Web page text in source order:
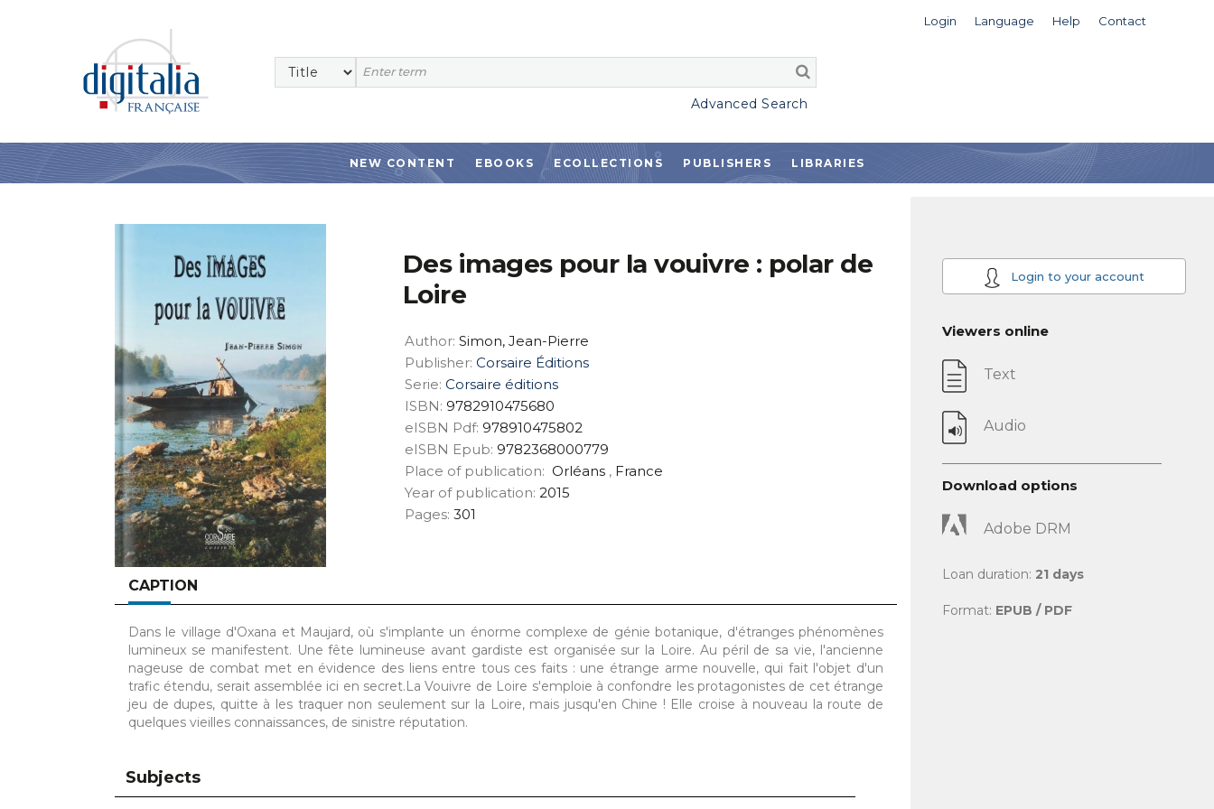
Login Language Help Contact
Advanced Search
NEW CONTENT EBOOKS ECOLLECTIONS PUBLISHERS LIBRARIES
Des images pour la vouivre : polar de
Loire
Author: Simon, Jean-Pierre
Publisher: Corsaire Éditions
Serie: Corsaire éditions
ISBN: 9782910475680
eISBN Pdf: 978910475802
eISBN Epub: 9782368000779
Place of publication: Orléans, France
Year of publication: 2015
Pages: 301
CAPTION
Dans le village d'Oxana et Maujard, où s'implante un énorme complexe de génie botanique, d'étranges phénomènes
lumineux se manifestent. Une fête lumineuse avant gardiste est organisée sur la Loire. Au péril de sa vie, l'ancienne
nageuse de combat met en évidence des liens entre tous ces faits : une étrange arme nouvelle, qui fait l'objet d'un
trafic étendu, serait assemblée ici en secret.La Vouivre de Loire s'emploie à confondre les protagonistes de cet étrange
jeu de dupes, quitte à les traquer non seulement sur la Loire, mais jusqu'en Chine ! Elle croise à nouveau la route de
quelques vieilles connaissances, de sinistre réputation.
Subjects
Login to your account
Viewers online
Text
Audio
Download options
Adobe DRM
Loan duration: 21 days
Format: EPUB / PDF